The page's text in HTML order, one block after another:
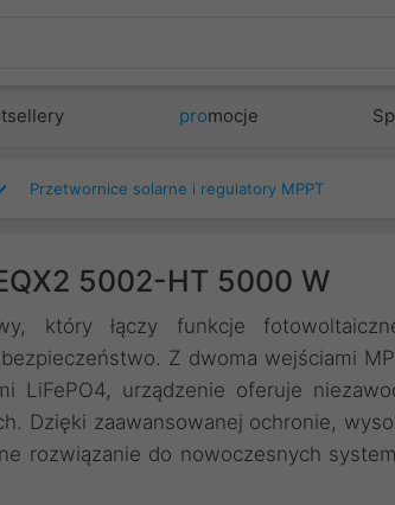
promocje
Przetwornice solarne i regulatory MPPT
5002-HT 5000 W
który łączy funkcje
Z dwoma wejściami
LiFePO4, urządzenie oferuje
Dzięki zaawansowanej ochronie,
rozwiązanie do nowoczesnych